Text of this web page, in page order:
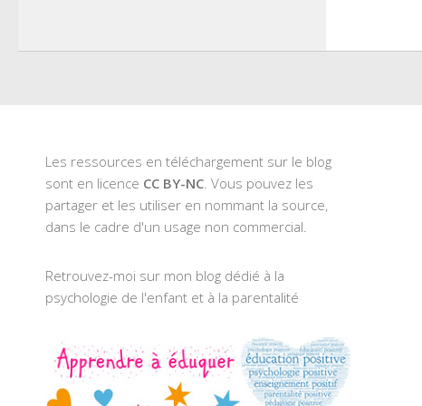
Les ressources en téléchargement sur le blog
sont en licence CC BY-NC . Vous pouvez les
partager et les utiliser en nommant la source,
dans le cadre d'un usage non commercial.
Retrouvez-moi sur mon blog dédié à la
psychologie de l'enfant et à la parentalité